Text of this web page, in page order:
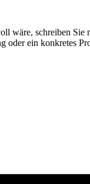
wäre, schreiben Sie
oder ein konkretes